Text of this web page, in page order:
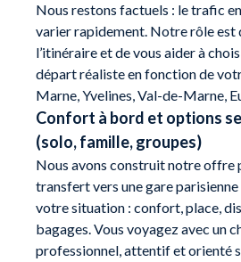
Nous restons factuels : le trafic
varier rapidement. Notre rôle est
l’itinéraire et de vous aider à
départ réaliste en fonction de
Marne, Yvelines, Val-de-Marne,
Confort à bord et options
(solo, famille, groupes)
Nous avons construit notre offre
transfert vers une gare
votre situation : confort, place,
bagages. Vous voyagez avec un
professionnel, attentif et orienté